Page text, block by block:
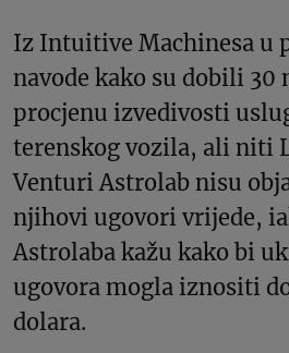
Iz Intuitive Machinesa u
navode kako su dobili
procjenu izvedivosti
terenskog vozila, ali niti
Venturi Astrolab nisu
njihovi ugovori vrijede,
Astrolaba kažu kako bi
ugovora mogla iznositi
dolara.